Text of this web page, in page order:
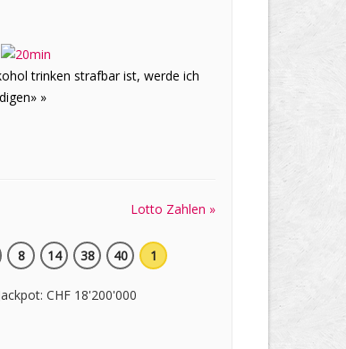
trinken strafbar ist, werde ich
»
Lotto Zahlen »
8 14 38 40 1
CHF 18'200'000